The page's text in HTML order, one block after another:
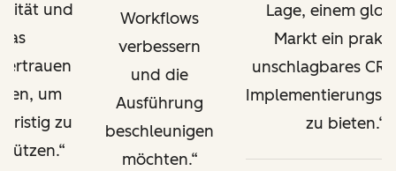
und
um
zu
Workflows
verbessern
und die
Ausführung
beschleunigen
möchten.
Lage, einem
Markt ein
unschlagbares
zu bieten.